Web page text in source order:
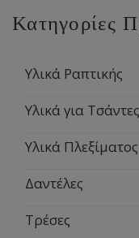
Κατηγορίες
Υλικά Ραπτικής
Υλικά για Τσάντες
Υλικά Πλεξίματος
Δαντέλες
Τρέσες